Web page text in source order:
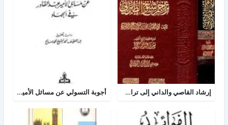
إرشاد القاصي والداني إلى تراجم شيوخ الطبراني أجوبة التسولي عن مسائل الأمير عبد القادر في الجهاد